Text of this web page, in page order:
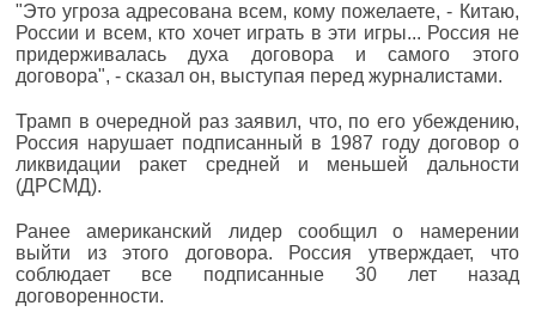
"Это угроза адресована всем, кому пожелаете, - Китаю,
России и всем, кто хочет играть в эти игры... Россия не
придерживалась духа договора и самого этого
договора", - сказал он, выступая перед журналистами.
Трамп в очередной раз заявил, что, по его убеждению,
Россия нарушает подписанный в 1987 году договор о
ликвидации ракет средней и меньшей дальности
(ДРСМД).
Ранее американский лидер сообщил о намерении
выйти из этого договора. Россия утверждает, что
соблюдает все подписанные 30 лет назад
договоренности.